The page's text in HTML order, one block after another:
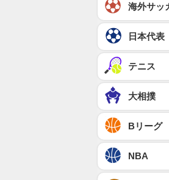
海外サッ
日本代表
テニス
大相撲
Bリーグ
NBA